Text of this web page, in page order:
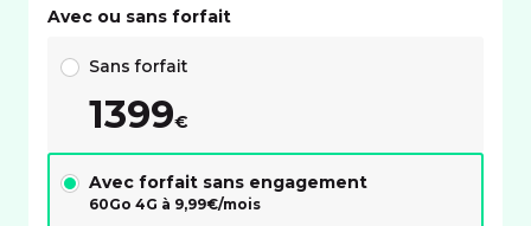
Avec ou sans forfait
Sans forfait
1399€
Avec forfait sans engagement
60Go 4G à 9,99€/mois